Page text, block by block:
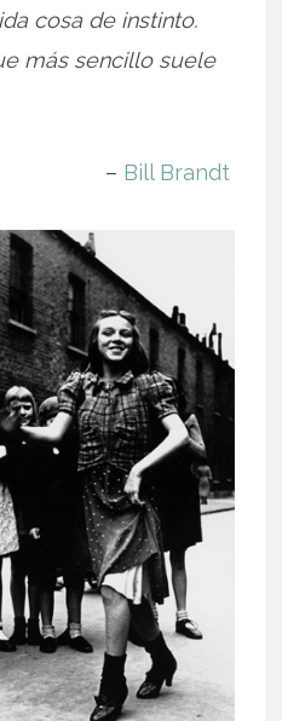
cosa de instinto.
más sencillo suele
– Bill Brandt